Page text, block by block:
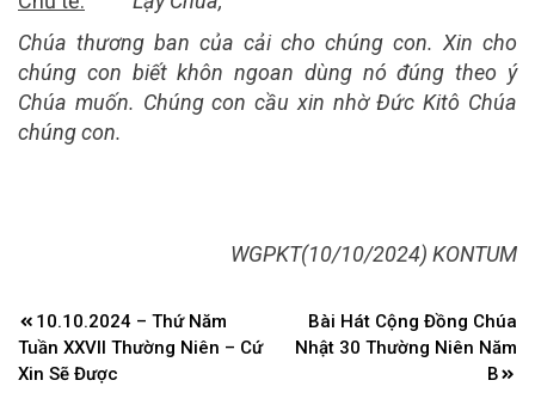
Chúa thương ban của cải cho chúng con. Xin cho
chúng con biết khôn ngoan dùng nó đúng theo ý
Chúa muốn. Chúng con cầu xin nhờ Đức Kitô Chúa
chúng con.
WGPKT(10/10/2024) KONTUM
Điều
hướng
bài
10.10.2024 – Thứ Năm
Tuần XXVII Thường Niên – Cứ
Xin Sẽ Được
Bài Hát Cộng Đồng Chúa
Nhật 30 Thường Niên Năm
B